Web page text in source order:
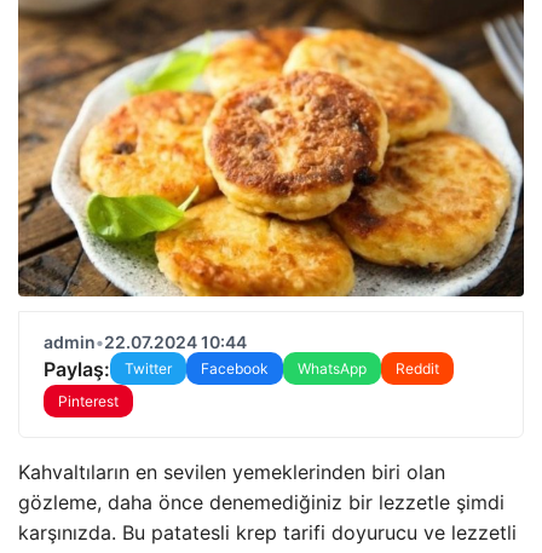
admin•22.07.2024 10:44
Paylaş: Twitter Facebook WhatsApp
Reddit
Pinterest
Kahvaltıların en sevilen yemeklerinden biri olan
gözleme, daha önce denemediğiniz bir lezzetle şimdi
karşınızda. Bu patatesli krep tarifi doyurucu ve lezzetli